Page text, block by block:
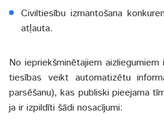
Civiltiesību izmantošana
atļauta.
No iepriekšminētajiem
tiesības veikt automatizētu
parsēšanu), kas publiski pieejama
ja ir izpildīti šādi nosacījumi: